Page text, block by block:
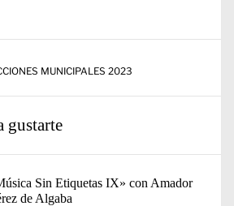
MUNICIPALES 2023
gustarte
Sin Etiquetas IX» con Amador
de Algaba